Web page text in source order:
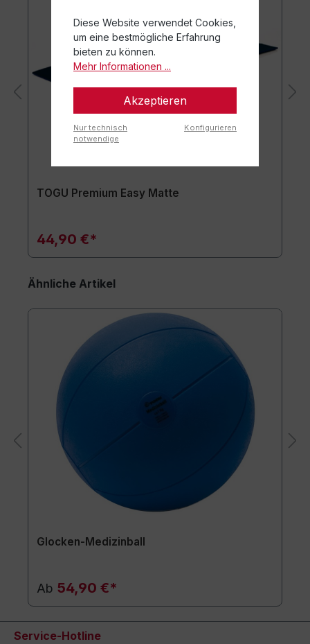
TOGU Premium Easy Matte
44,90 €*
Ähnliche Artikel
Glocken-Medizinball
Ab 54,90 €*
Service-Hotline
Diese Website verwendet Cookies,
um eine bestmögliche Erfahrung
bieten zu können.
Mehr Informationen ...
Akzeptieren
Nur technisch
notwendige
Konfigurieren